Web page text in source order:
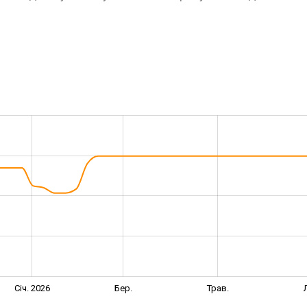
Січ. 2026 Бер. Трав.